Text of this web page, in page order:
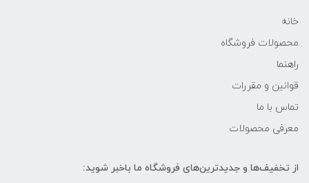
خانه
محصولات فروشگاه
راهنما
قوانین و مقررات
تماس با ما
معرفی محصولات
از تخفیف‌ها و جدیدترین‌های فروشگاه ما باخبر شوید: